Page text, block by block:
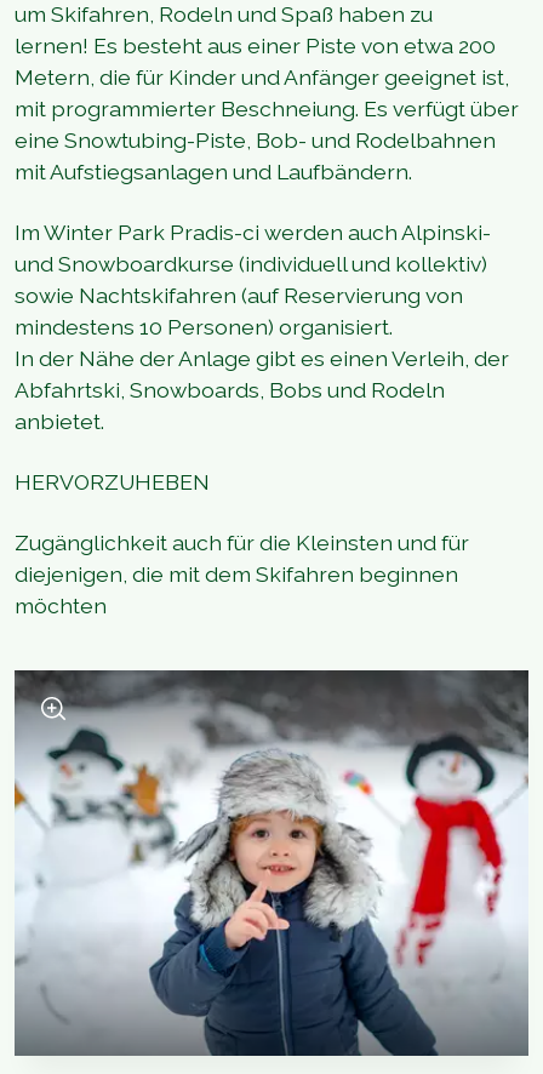
um Skifahren, Rodeln und Spaß haben zu
lernen! Es besteht aus einer Piste von etwa 200
Metern, die für Kinder und Anfänger geeignet ist,
mit programmierter Beschneiung. Es verfügt über
eine Snowtubing-Piste, Bob- und Rodelbahnen
mit Aufstiegsanlagen und Laufbändern.
Im Winter Park Pradis-ci werden auch Alpinski-
und Snowboardkurse (individuell und kollektiv)
sowie Nachtskifahren (auf Reservierung von
mindestens 10 Personen) organisiert.
In der Nähe der Anlage gibt es einen Verleih, der
Abfahrtski, Snowboards, Bobs und Rodeln
anbietet.
HERVORZUHEBEN
Zugänglichkeit auch für die Kleinsten und für
diejenigen, die mit dem Skifahren beginnen
möchten